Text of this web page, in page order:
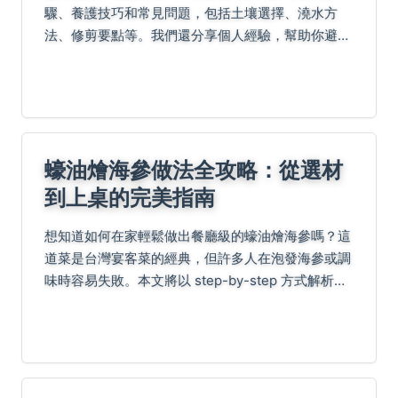
驟、養護技巧和常見問題，包括土壤選擇、澆水方
法、修剪要點等。我們還分享個人經驗，幫助你避免
蠔油燴海參做法全攻略：從選材
到上桌的完美指南
想知道如何在家輕鬆做出餐廳級的蠔油燴海參嗎？這
道菜是台灣宴客菜的經典，但許多人在泡發海參或調
味時容易失敗。本文將以 step-by-step 方式解析蠔